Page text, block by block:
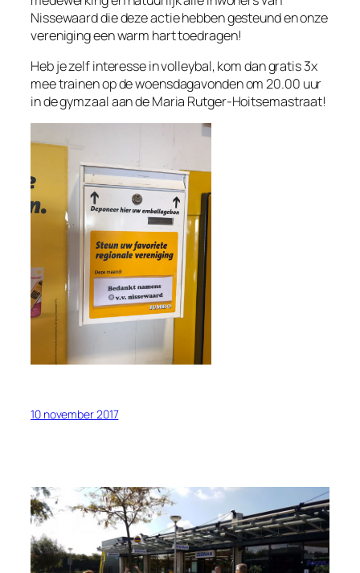
Nissewaard die deze actie hebben gesteund en onze
vereniging een warm hart toedragen!
Heb je zelf interesse in volleybal, kom dan gratis 3x
mee trainen op de woensdagavonden om 20.00 uur
in de gymzaal aan de Maria Rutger-Hoitsemastraat!
10 november 2017